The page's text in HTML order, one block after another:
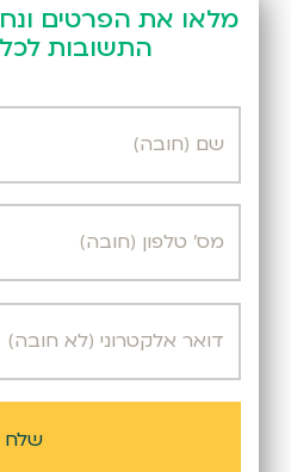
מלאו את הפרטים
התשובות